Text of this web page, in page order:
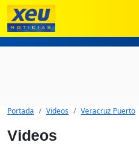
Portada Videos Veracruz Puerto
Videos